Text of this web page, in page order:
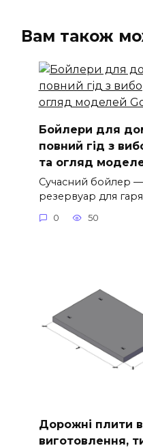
Вам також
Бойлери для
повний гід з
та огляд
Сучасний бойлер
резервуар для
0 50
Дорожні плити
виготовлення,